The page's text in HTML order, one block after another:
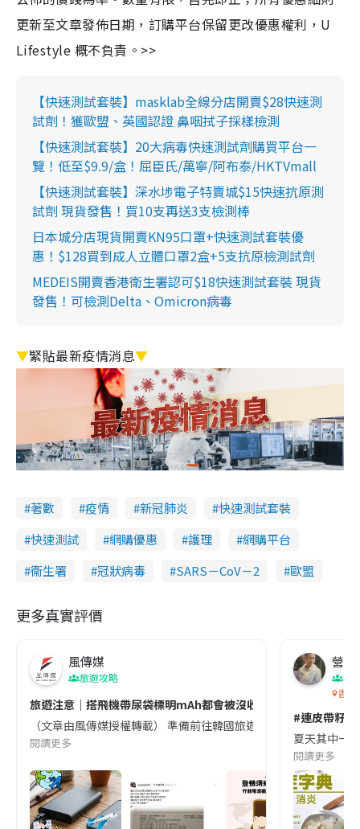
更新至文章發佈日期，訂購平台保留更改優惠權利，U
Lifestyle 概不負責。>>
【快速測試套裝】masklab全線分店開賣$28快速測
試劑！獲歐盟、英國認證 鼻咽拭子採樣檢測
【快速測試套裝】20大病毒快速測試劑購買平台一
覽！低至$9.9/盒！屈臣氏/萬寧/阿布泰/HKTVmall
【快速測試套裝】深水埗電子特賣城$15快速抗原測
試劑 現貨發售！買10支再送3支檢測棒
日本城分店現貨開賣KN95口罩+快速測試套裝優
惠！$128買到成人立體口罩2盒+5支抗原檢測試劑
MEDEIS開賣香港衛生署認可$18快速測試套裝 現貨
發售！可檢測Delta、Omicron病毒
▼緊貼最新疫情消息▼
著數 疫情 新冠肺炎
快速測試套裝
快速測試
網購優惠 護理
網購平台
衞生署
冠狀病毒 SARS－CoV－2 歐盟
更多真實評價
風傳媒
旅遊攻略
旅遊注意｜搭飛機帶尿袋標明mAh都會被沒收😱出發前切記檢查
（文章由風傳媒授權轉載） 準備前往韓國旅遊的民眾，近期要
閱讀更多
營養
香港
#連皮帶籽
夏天其中一
閱讀更多